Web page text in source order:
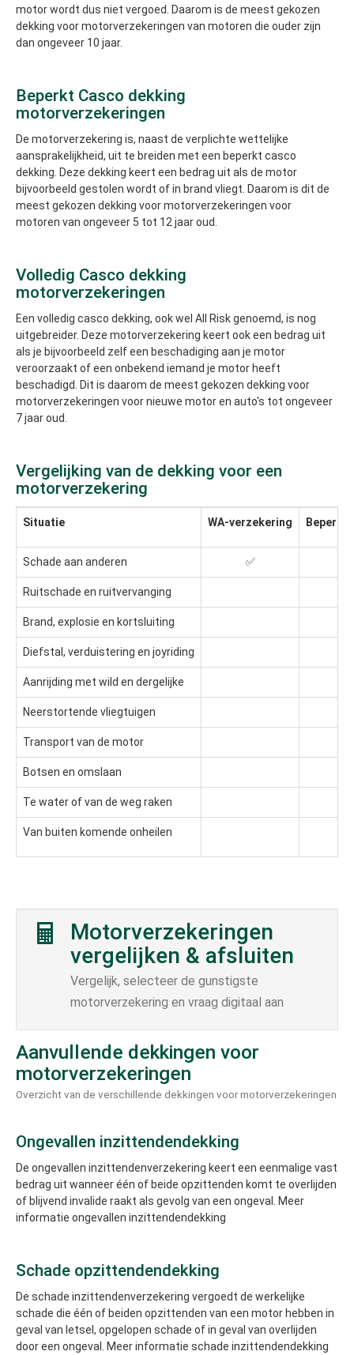
motor wordt dus niet vergoed. Daarom is de meest gekozen
dekking voor motorverzekeringen van motoren die ouder zijn
dan ongeveer 10 jaar.
Beperkt Casco dekking
motorverzekeringen
De motorverzekering is, naast de verplichte wettelijke
aansprakelijkheid, uit te breiden met een beperkt casco
dekking. Deze dekking keert een bedrag uit als de motor
bijvoorbeeld gestolen wordt of in brand vliegt. Daarom is dit de
meest gekozen dekking voor motorverzekeringen voor
motoren van ongeveer 5 tot 12 jaar oud.
Volledig Casco dekking
motorverzekeringen
Een volledig casco dekking, ook wel All Risk genoemd, is nog
uitgebreider. Deze motorverzekering keert ook een bedrag uit
als je bijvoorbeeld zelf een beschadiging aan je motor
veroorzaakt of een onbekend iemand je motor heeft
beschadigd. Dit is daarom de meest gekozen dekking voor
motorverzekeringen voor nieuwe motor en auto's tot ongeveer
7 jaar oud.
Vergelijking van de dekking voor een
motorverzekering
Situatie WA-verzekering Beperkt
Schade aan anderen ✅
Ruitschade en ruitvervanging
Brand, explosie en kortsluiting
Diefstal, verduistering en joyriding
Aanrijding met wild en dergelijke
Neerstortende vliegtuigen
Transport van de motor
Botsen en omslaan
Te water of van de weg raken
Van buiten komende onheilen
Motorverzekeringen
vergelijken & afsluiten
Vergelijk, selecteer de gunstigste
motorverzekering en vraag digitaal aan
Aanvullende dekkingen voor
motorverzekeringen
Overzicht van de verschillende dekkingen voor motorverzekeringen
Ongevallen inzittendendekking
De ongevallen inzittendenverzekering keert een eenmalige vast
bedrag uit wanneer één of beide opzittenden komt te overlijden
of blijvend invalide raakt als gevolg van een ongeval. Meer
informatie ongevallen inzittendendekking
Schade opzittendendekking
De schade inzittendenverzekering vergoedt de werkelijke
schade die één of beiden opzittenden van een motor hebben in
geval van letsel, opgelopen schade of in geval van overlijden
door een ongeval. Meer informatie schade inzittendendekking